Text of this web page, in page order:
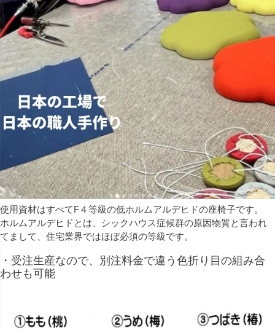
使用資材はすべてF４等級の低ホルムアルデヒドの座椅子です。
ホルムアルデヒドとは、シックハウス症候群の原因物質と言われ
てまして、住宅業界ではほぼ必須の等級です。
・受注生産なので、別注料金で違う色折り目の組み合
わせも可能